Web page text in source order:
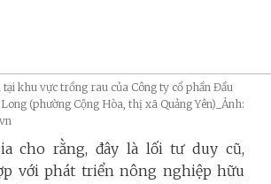
khu vực trồng rau của Công ty cổ phần Đầu
(phường Cộng Hòa, thị xã Quảng Yên)_Ảnh:
cho rằng, đây là lối tư duy cũ,
với phát triển nông nghiệp hữu